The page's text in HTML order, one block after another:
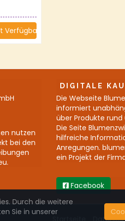
Verfügbar
nutzen
bei den
DIGITALE
Die Webseite
informiert
über Produkte
Die Seite
hilfreiche
Anregungen.
ein Projekt der
Facebook
Durch die weitere
Sie in unserer